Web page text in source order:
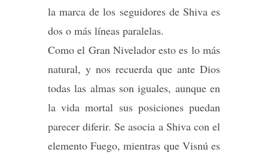
la marca de los seguidores de Shiva es
dos o más líneas paralelas.
Como el Gran Nivelador esto es lo más
natural, y nos recuerda que ante Dios
todas las almas son iguales, aunque en
la vida mortal sus posiciones puedan
parecer diferir. Se asocia a Shiva con el
elemento Fuego, mientras que Visnú es